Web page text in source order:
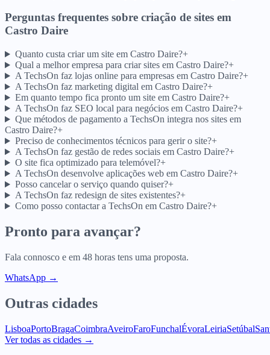
Perguntas frequentes sobre criação de sites em
Castro Daire
Quanto custa criar um site em Castro Daire?+
Qual a melhor empresa para criar sites em Castro Daire?+
A TechsOn faz lojas online para empresas em Castro Daire?+
A TechsOn faz marketing digital em Castro Daire?+
Em quanto tempo fica pronto um site em Castro Daire?+
A TechsOn faz SEO local para negócios em Castro Daire?+
Que métodos de pagamento a TechsOn integra nos sites em
Castro Daire?+
Preciso de conhecimentos técnicos para gerir o site?+
A TechsOn faz gestão de redes sociais em Castro Daire?+
O site fica optimizado para telemóvel?+
A TechsOn desenvolve aplicações web em Castro Daire?+
Posso cancelar o serviço quando quiser?+
A TechsOn faz redesign de sites existentes?+
Como posso contactar a TechsOn em Castro Daire?+
Pronto para avançar?
Fala connosco e em 48 horas tens uma proposta.
WhatsApp →
Outras cidades
LisboaPortoBragaCoimbraAveiroFaroFunchalÉvoraLeiriaSetúbal
Ver todas as cidades →